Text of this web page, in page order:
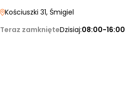
Kościuszki 31, Śmigiel
Teraz zamknięteDzisiaj:08:00-16:00